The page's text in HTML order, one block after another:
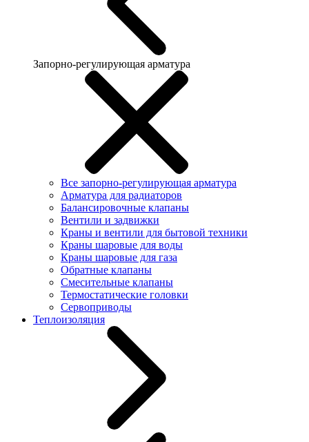
Запорно-регулирующая арматура
Все запорно-регулирующая арматура
Арматура для радиаторов
Балансировочные клапаны
Вентили и задвижки
Краны и вентили для бытовой техники
Краны шаровые для воды
Краны шаровые для газа
Обратные клапаны
Смесительные клапаны
Термостатические головки
Сервоприводы
Теплоизоляция